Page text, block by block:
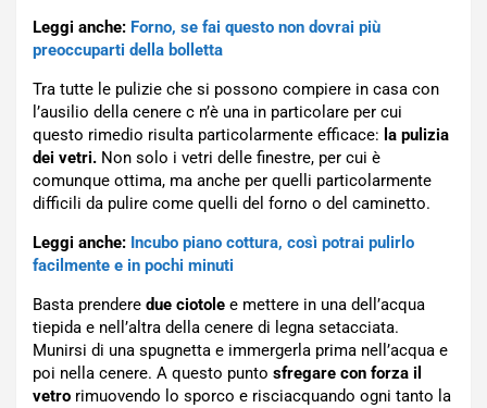
Leggi anche: Forno, se fai questo non dovrai più
preoccuparti della bolletta
Tra tutte le pulizie che si possono compiere in casa con
l’ausilio della cenere c n’è una in particolare per cui
questo rimedio risulta particolarmente efficace: la pulizia
dei vetri. Non solo i vetri delle finestre, per cui è
comunque ottima, ma anche per quelli particolarmente
difficili da pulire come quelli del forno o del caminetto.
Leggi anche: Incubo piano cottura, così potrai pulirlo
facilmente e in pochi minuti
Basta prendere due ciotole e mettere in una dell’acqua
tiepida e nell’altra della cenere di legna setacciata.
Munirsi di una spugnetta e immergerla prima nell’acqua e
poi nella cenere. A questo punto sfregare con forza il
vetro rimuovendo lo sporco e risciacquando ogni tanto la